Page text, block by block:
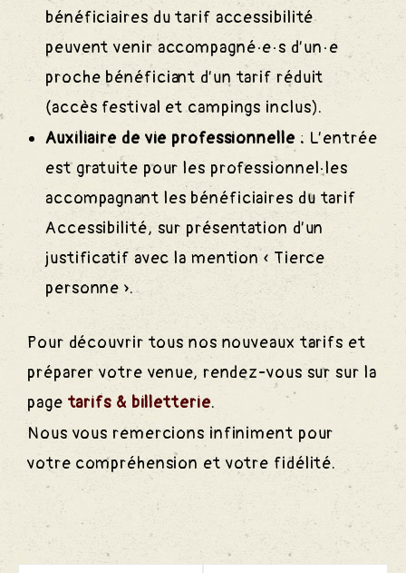
bénéficiaires du tarif accessibilité
peuvent venir accompagné·e·s d’un·e
proche bénéficiant d’un tarif réduit
(accès festival et campings inclus).
Auxiliaire de vie professionnelle : L’entrée
est gratuite pour les professionnel·les
accompagnant les bénéficiaires du tarif
Accessibilité, sur présentation d’un
justificatif avec la mention « Tierce
personne ».
Pour découvrir tous nos nouveaux tarifs et
préparer votre venue, rendez-vous sur sur la
page tarifs & billetterie.
Nous vous remercions infiniment pour
votre compréhension et votre fidélité.